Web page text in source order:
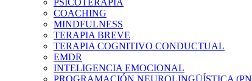
PSICOTERAPIA
COACHING
MINDFULNESS
TERAPIA BREVE
TERAPIA COGNITIVO CONDUCTUAL
EMDR
INTELIGENCIA EMOCIONAL
PROGRAMACIÓN NEUROLINGÜÍSTICA